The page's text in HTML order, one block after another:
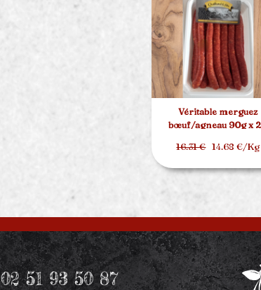
Véritable merguez
bœuf/agneau 90g x
16.31 €14.68 €/Kg
02 51 93 50 87